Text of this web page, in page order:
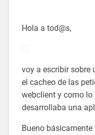
Hola a tod@s,
voy a escribir sobre
el cacheo de las
webclient y como
desarrollaba una
Bueno